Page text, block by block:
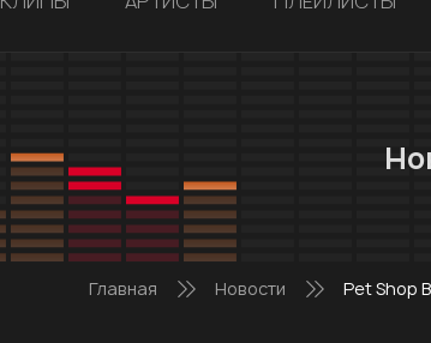
Главная Новости Pet Shop